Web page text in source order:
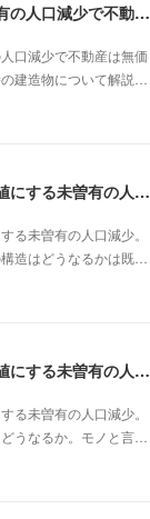
一昨日の解説で未曽有の人口減少で不動産は無価値、昨日はそうなった時の建造物について解説、今日からはその設備について解説をして行く。
口減少で不動産は無価
建造物について解説…
日本の不動産を無価値にする未曽有の人口減少。ではこれからの建築物の構造はどうなるかは既に解説した。今はその内部の内容。その1
る未曽有の人口減少。
造はどうなるかは既…
日本の不動産を無価値にする未曽有の人口減少。ではこれからの建築物はどうなるか。
る未曽有の人口減少。
うなるか。モノと言…